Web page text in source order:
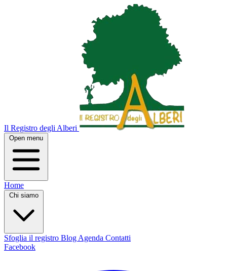
Il Registro degli Alberi
Open menu
Home
Chi siamo
Sfoglia il registro Blog Agenda Contatti
Facebook